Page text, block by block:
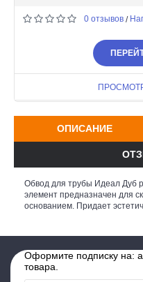
0 отзывов /
ОПИСАНИЕ
Обвод для трубы Идеал Дуб
элемент предназначен для
основанием. Придает
Оформите подписку на:
товара.